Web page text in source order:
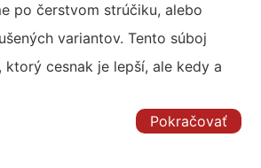
po čerstvom strúčiku, alebo
variantov. Tento súboj
ktorý cesnak je lepší, ale kedy a
Pokračovať